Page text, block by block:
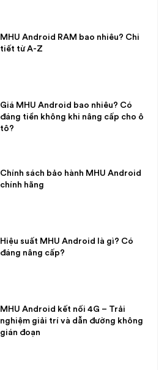
MHU Android RAM bao nhiêu? Chi
tiết từ A-Z
Giá MHU Android bao nhiêu? Có
đáng tiền không khi nâng cấp cho ô
tô?
Chính sách bảo hành MHU Android
chính hãng
Hiệu suất MHU Android là gì? Có
đáng nâng cấp?
MHU Android kết nối 4G – Trải
nghiệm giải trí và dẫn đường không
gián đoạn